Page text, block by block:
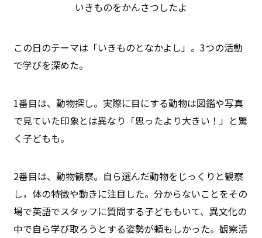
いきものをかんさつしたよ
この日のテーマは「いきものとなかよし」。3つの活動
で学びを深めた。
1番目は、動物探し。実際に目にする動物は図鑑や写真
で見ていた印象とは異なり「思ったより大きい！」と驚
く子どもも。
2番目は、動物観察。自ら選んだ動物をじっくりと観察
し，体の特徴や動きに注目した。分からないことをその
場で英語でスタッフに質問する子どももいて、異文化の
中で自ら学び取ろうとする姿勢が頼もしかった。観察活